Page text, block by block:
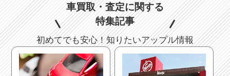
車買取・査定に関する
特集記事
初めてでも安心！知りたいアップル情報